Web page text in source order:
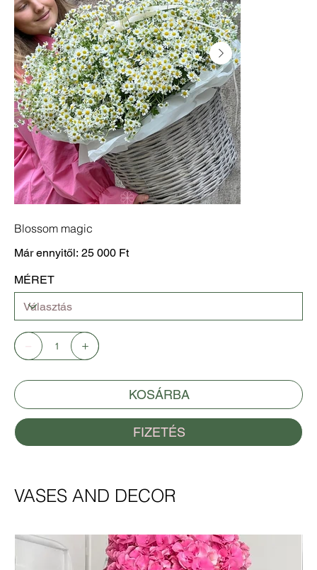
Blossom magic
Már ennyitől: 25 000 Ft
MÉRET
KOSÁRBA
FIZETÉS
VASES AND DECOR